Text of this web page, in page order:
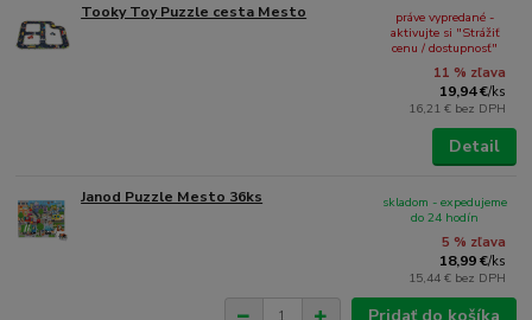
Tooky Toy Puzzle cesta Mesto
11 % zľava
19,94 €/ks
16,21 € bez DPH
práve vypredané -
aktivujte si "Strážiť
cenu / dostupnosť"
Detail
Janod Puzzle Mesto 36ks
5 % zľava
18,99 €/ks
15,44 € bez DPH
skladom - expedujeme
do 24 hodín